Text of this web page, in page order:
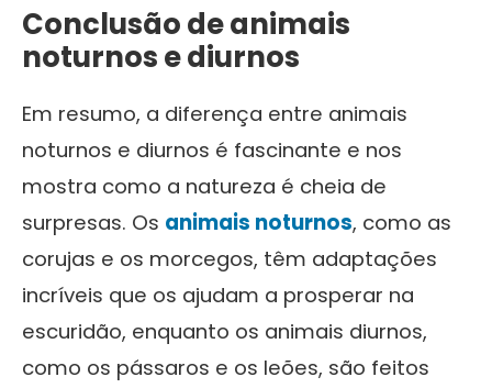
Conclusão deanimais
noturnos e diurnos
Em resumo, a diferença entre animais
noturnos e diurnos é fascinante e nos
mostra como a natureza é cheia de
surpresas. Os animais noturnos, como as
corujas e os morcegos, têm adaptações
incríveis que os ajudam a prosperar na
escuridão, enquanto os animais diurnos,
como os pássaros e os leões, são feitos